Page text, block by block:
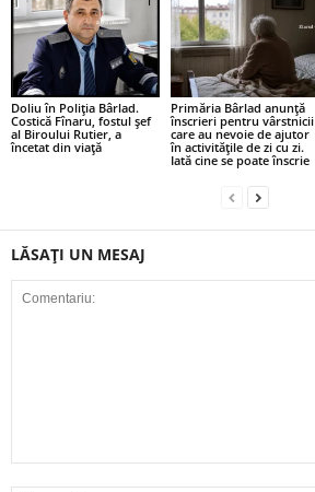
Doliu în Poliția Bârlad.
Costică Fînaru, fostul șef
al Biroului Rutier, a
încetat din viață
Primăria Bârlad anunță
înscrieri pentru vârstnicii
care au nevoie de ajutor
în activitățile de zi cu zi.
Iată cine se poate înscrie
LĂSAȚI UN MESAJ